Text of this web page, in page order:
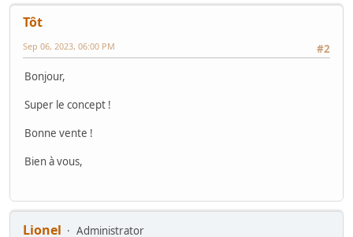
Tôt
#2
Sep 06, 2023, 06:00 PM
Bonjour,
Super le concept !
Bonne vente !
Bien à vous,
Lionel
Administrator